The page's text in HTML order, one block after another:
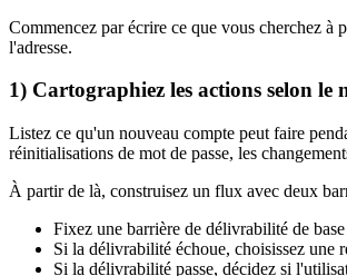
Commencez par écrire ce que vous cherchez à
l'adresse.
1) Cartographiez les actions selon le
Listez ce qu'un nouveau compte peut faire
réinitialisations de mot de passe, les
À partir de là, construisez un flux avec deux
Fixez une barrière de délivrabilité de
Si la délivrabilité échoue, choisissez une
Si la délivrabilité passe, décidez si